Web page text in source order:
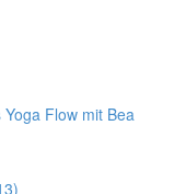
Flow mit Bea